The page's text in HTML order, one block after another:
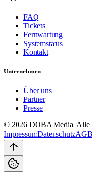
FAQ
Tickets
Fernwartung
Systemstatus
Kontakt
Unternehmen
Über uns
Partner
Presse
© 2026 DOBA Media. Alle
ImpressumDatenschutzAGB